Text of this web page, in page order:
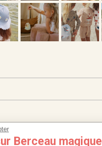
Berceau magique